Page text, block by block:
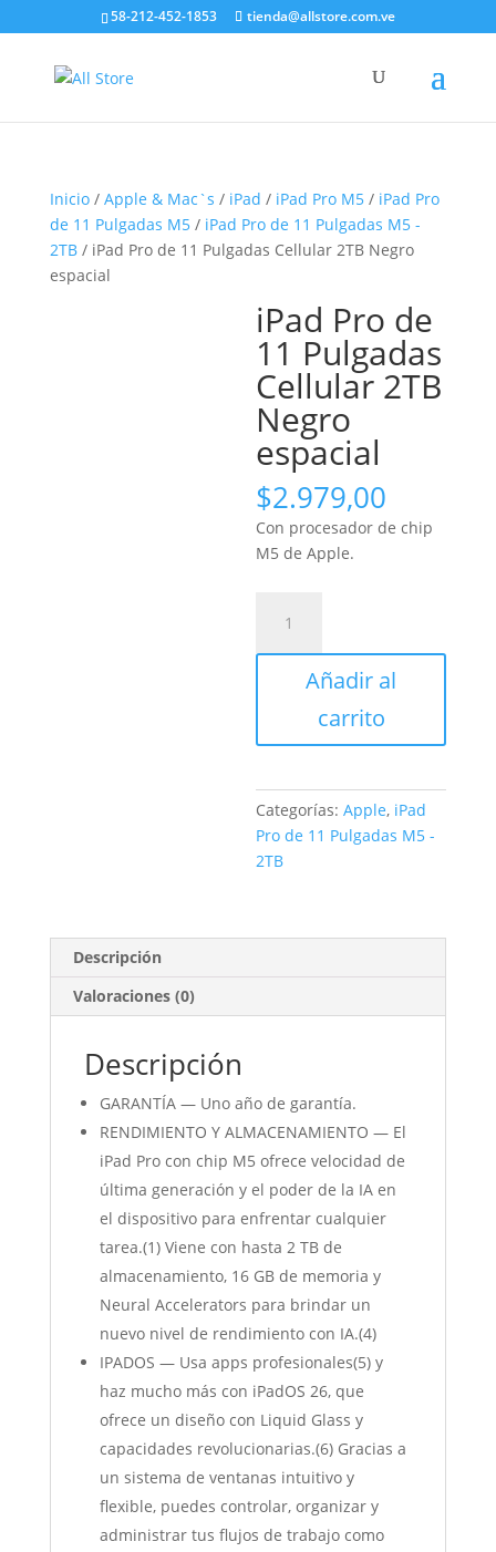
58-212-452-1853 tienda@allstore.com.ve
Inicio/ Apple & Mac`s / iPad / iPad Pro M5/ iPad Pro
de 11 Pulgadas M5/ iPad Pro de 11 Pulgadas M5 -
2TB/ iPad Pro de 11 Pulgadas Cellular 2TB Negro
espacial
iPad Pro de
11 Pulgadas
Cellular 2TB
Negro
espacial
$2.979,00
Con procesador de chip
M5 de Apple.
de
espacial
cantidad
Añadir al
carrito
Categorías:Apple, iPad
Pro de 11 Pulgadas M5 -
2TB
Descripción
Valoraciones (0)
Descripción
GARANTÍA — Uno año de garantía.
RENDIMIENTO Y ALMACENAMIENTO — El
iPad Pro con chip M5 ofrece velocidad de
última generación y el poder de la IA en
el dispositivo para enfrentar cualquier
tarea.(1) Viene con hasta 2 TB de
almacenamiento, 16 GB de memoria y
Neural Accelerators para brindar un
nuevo nivel de rendimiento con IA.(4)
IPADOS — Usa apps profesionales(5) y
haz mucho más con iPadOS 26, que
ofrece un diseño con Liquid Glass y
capacidades revolucionarias.(6) Gracias a
un sistema de ventanas intuitivo y
flexible, puedes controlar, organizar y
administrar tus flujos de trabajo como